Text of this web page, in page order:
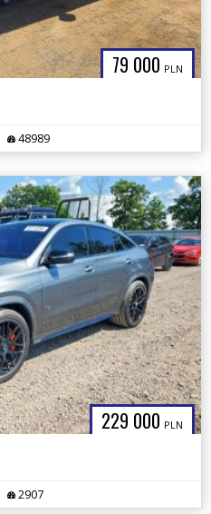
79 000 PLN
48989
229 000 PLN
2907